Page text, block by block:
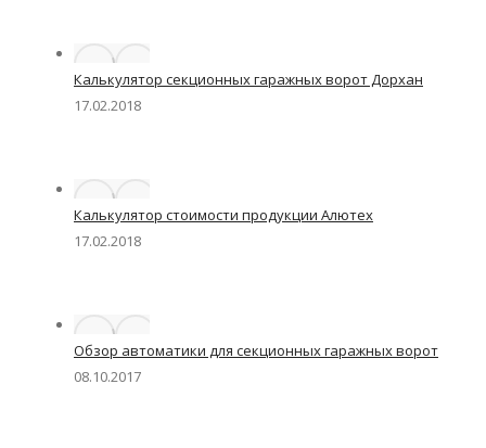
Калькулятор секционных гаражных ворот Дорхан
17.02.2018
Калькулятор стоимости продукции Алютех
17.02.2018
Обзор автоматики для секционных гаражных ворот
08.10.2017